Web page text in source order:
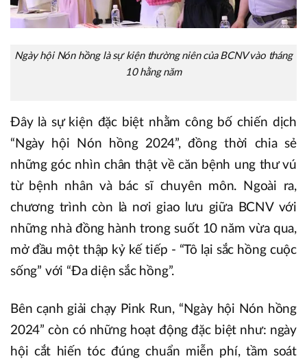
Ngày hội Nón hồng là sự kiện thường niên của BCNV vào tháng
10 hằng năm
Đây là sự kiện đặc biệt nhằm công bố chiến dịch
“Ngày hội Nón hồng 2024”, đồng thời chia sẻ
những góc nhìn chân thật về căn bệnh ung thư vú
từ bệnh nhân và bác sĩ chuyên môn. Ngoài ra,
chương trình còn là nơi giao lưu giữa BCNV với
những nhà đồng hành trong suốt 10 năm vừa qua,
mở đầu một thập kỷ kế tiếp - “Tô lại sắc hồng cuộc
sống” với “Đa diện sắc hồng”.
Bên cạnh giải chạy Pink Run, “Ngày hội Nón hồng
2024” còn có những hoạt động đặc biệt như: ngày
hội cắt hiến tóc đúng chuẩn miễn phí, tầm soát